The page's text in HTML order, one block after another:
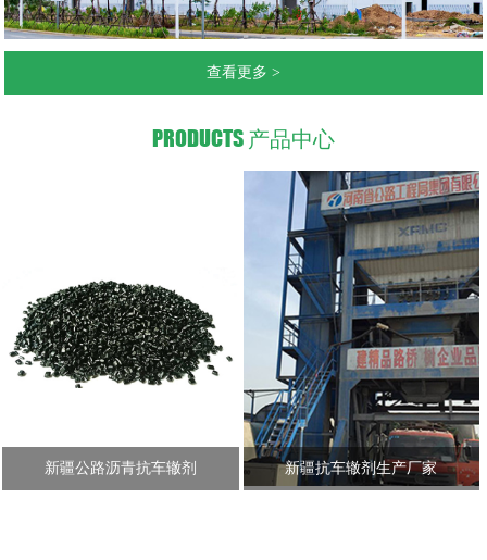
查看更多 >
PRODUCTS 产品中心
新疆公路沥青抗车辙剂 新疆抗车辙剂生产厂家